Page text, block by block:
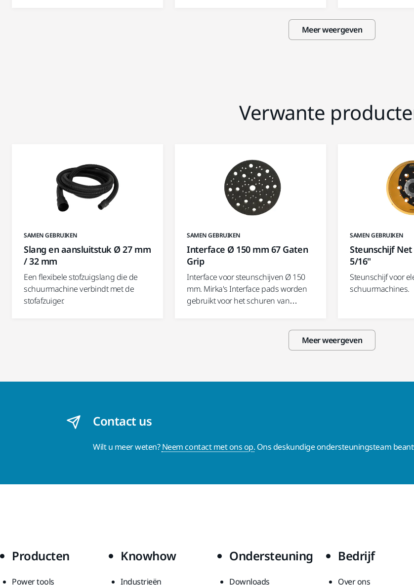
Meer weergeven
Verwante
SAMEN GEBRUIKEN
Slang en aansluitstuk Ø 27 mm
/ 32 mm
Een flexibele stofzuigslang die de
schuurmachine verbindt met de
stofafzuiger.
SAMEN GEBRUIKEN
Interface Ø 150 mm 67 Gaten
Grip
Interface voor steunschijven Ø 150
mm. Mirka's Interface pads worden
gebruikt voor het schuren van…
SAMEN GEBRUIKEN
Steunschijf
5/16"
Steunschijf voor
schuurmachines.
Meer weergeven
Contact us
Wilt u meer weten?Neem contact met ons op. Ons deskundige ondersteuningsteam
Producten
Power tools
Knowhow
Industrieën
Ondersteuning
Downloads
Bedrijf
Over ons